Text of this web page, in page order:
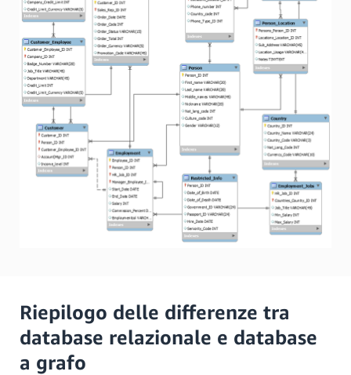
Riepilogo delle differenze tra
database relazionale e database
a grafo